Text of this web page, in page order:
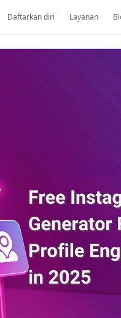
Daftarkan diri Layanan